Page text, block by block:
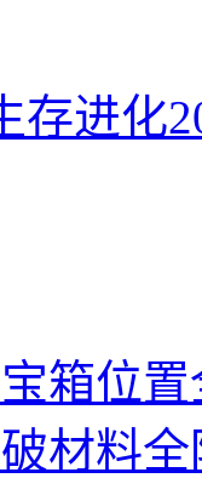
存进化
箱位
材料